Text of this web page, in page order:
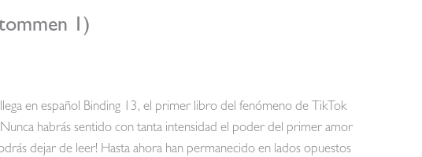
1)
en español Binding 13, el primer libro del fenómeno de TikTok
habrás sentido con tanta intensidad el poder del primer amor
dejar de leer! Hasta ahora han permanecido en lados opuestos